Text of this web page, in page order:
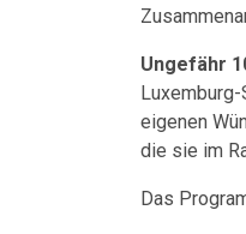
Ungefähr
eigenen
die sie im
Das